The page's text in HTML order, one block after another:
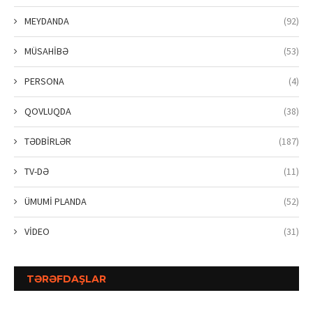
MEYDANDA (92)
MÜSAHİBƏ (53)
PERSONA (4)
QOVLUQDA (38)
TƏDBİRLƏR (187)
TV-DƏ (11)
ÜMUMİ PLANDA (52)
VİDEO (31)
TƏRƏFDAŞLAR